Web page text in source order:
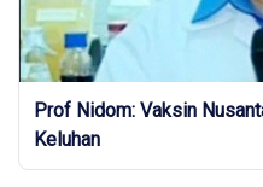
Prof Nidom: Vaksin
Keluhan